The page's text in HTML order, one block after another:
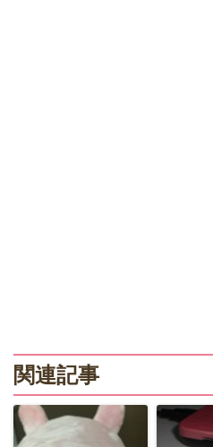
関連記事